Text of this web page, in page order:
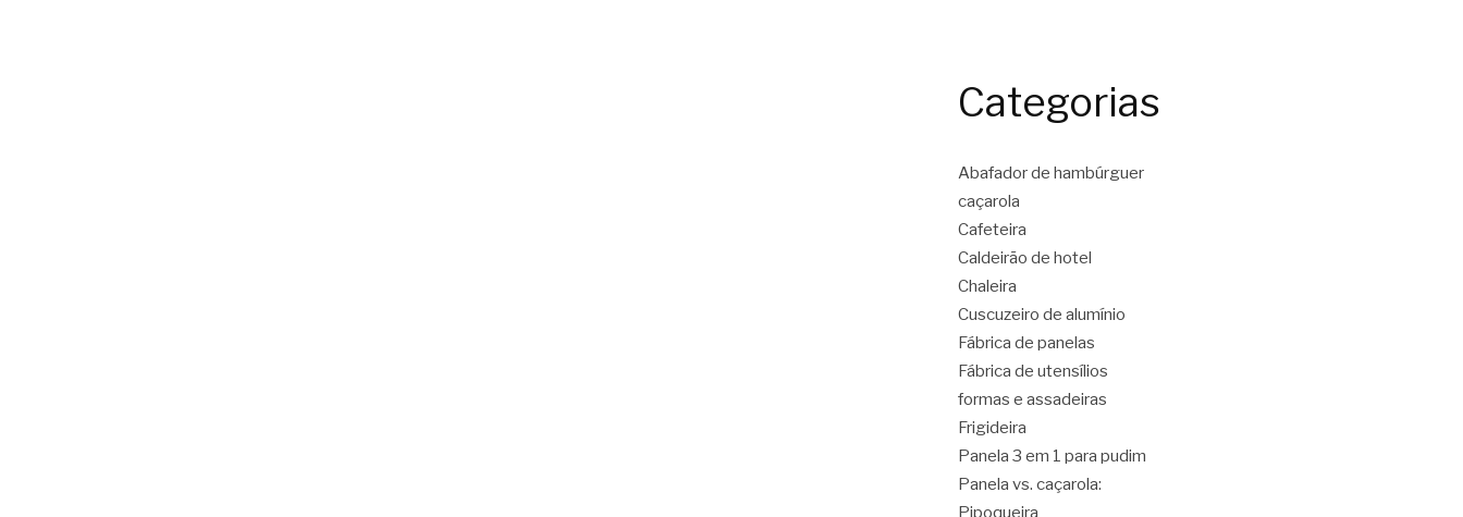
Categorias
Abafador de hambúrguer
caçarola
Cafeteira
Caldeirão de hotel
Chaleira
Cuscuzeiro de alumínio
Fábrica de panelas
Fábrica de utensílios
formas e assadeiras
Frigideira
Panela 3 em 1 para pudim
Panela vs. caçarola:
Pipoqueira